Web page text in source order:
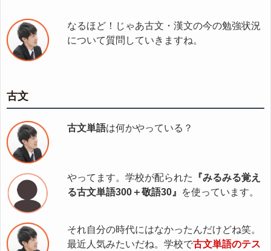
なるほど！じゃあ古文・漢文の今の勉強状況
について質問していきますね。
古文
古文単語は何かやっている？
やってます。学校が配られた
『みるみる覚え
る古文単語300＋敬語30』
を使っています。
それ自分の時代にはなかったんだけどね笑。
最近人気みたいだね。学校で古文単語のテス